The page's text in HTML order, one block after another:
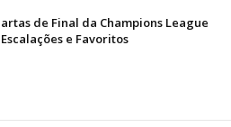
de Final da Champions League
e Favoritos